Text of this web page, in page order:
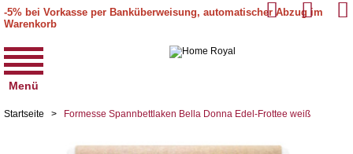
-5% bei Vorkasse per Banküberweisung, automatischer Abzug im
Warenkorb
Menü
Startseite > Formesse Spannbettlaken Bella Donna Edel-Frottee weiß